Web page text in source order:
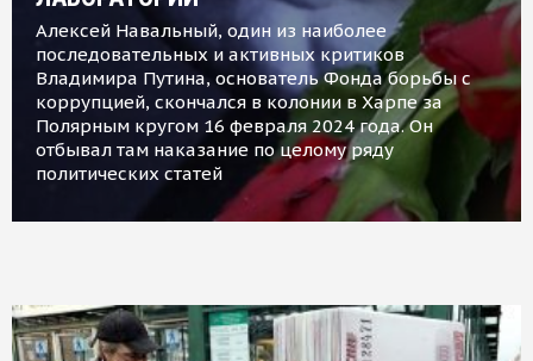
Алексей Навальный, один из наиболее
последовательных и активных критиков
Владимира Путина, основатель Фонда борьбы с
коррупцией, скончался в колонии в Харпе за
Полярным кругом 16 февраля 2024 года. Он
отбывал там наказание по целому ряду
политических статей